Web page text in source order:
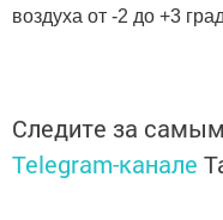
воздуха от -2 до +3
Следите за
Telegram-канале